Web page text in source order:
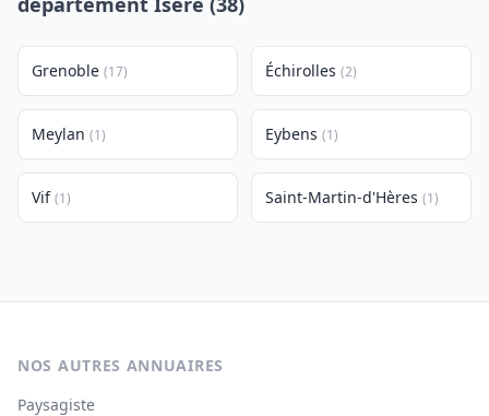
Grenoble (17) Échirolles (2)
Meylan (1) Eybens (1)
Vif (1) Saint-Martin-d'Hères (1)
NOS AUTRES ANNUAIRES
Paysagiste